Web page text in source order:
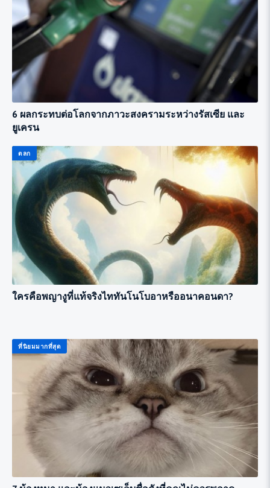
6 ผลกระทบต่อโลกจากภาวะสงครามระหว่างรัสเซีย และ
ยูเครน
ตลก
ใครคือพญางูที่แท้จริงไททันโนโบอาหรืออนาคอนดา?
ที่นิยมมากที่สุด